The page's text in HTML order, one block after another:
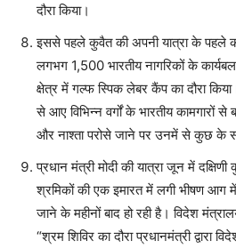
दौरा किया।
इससे पहले कुवैत की अपनी यात्रा के पहले
लगभग 1,500 भारतीय नागरिकों के
क्षेत्र में गल्फ स्पिक लेबर कैंप का दौरा
से आए विभिन्न वर्गों के भारतीय कामगारों
और नाश्ता परोसे जाने पर उनमें से कुछ के
प्रधान मंत्री मोदी की यात्रा जून में
श्रमिकों की एक इमारत में लगी भीषण आग
जाने के महीनों बाद हो रही है। विदेश
“श्रम शिविर का दौरा प्रधानमंत्री द्वारा